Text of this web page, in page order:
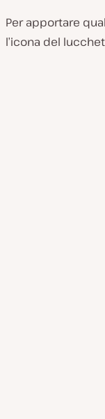
Per apportare
l’icona del